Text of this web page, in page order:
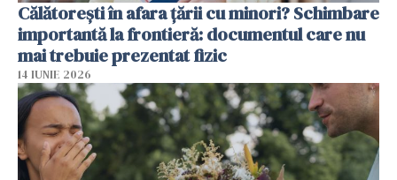
Călătorești în afara țării cu minori? Schimbare
importantă la frontieră: documentul care nu
mai trebuie prezentat fizic
14 IUNIE 2026